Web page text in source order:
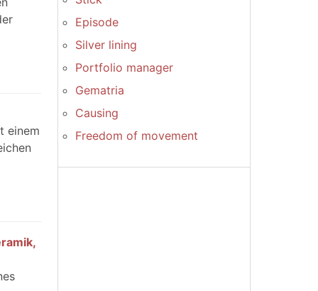
einem
Episode
Silver lining
Portfolio manager
Gematria
Causing
Freedom of movement